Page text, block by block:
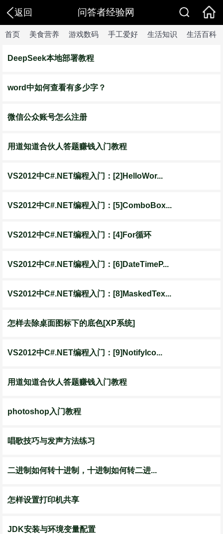
返回 问答者经验网
首页 美食营养 游戏数码 手工爱好 生活知识 生活百科
DeepSeek本地部署教程
word中如何查看有多少字？
微信公众账号怎么注册
用道知道合伙人答题赚钱入门教程
VS2012中C#.NET编程入门：[2]HelloWor...
VS2012中C#.NET编程入门：[5]ComboBox...
VS2012中C#.NET编程入门：[4]For循环
VS2012中C#.NET编程入门：[6]DateTimeP...
VS2012中C#.NET编程入门：[8]MaskedTex...
怎样去除桌面图标下的底色[XP系统]
VS2012中C#.NET编程入门：[9]NotifyIco...
用道知道合伙人答题赚钱入门教程
photoshop入门教程
唱歌技巧与发声方法练习
二进制如何转十进制，十进制如何转二进...
怎样设置打印机共享
JDK安装与环境变量配置